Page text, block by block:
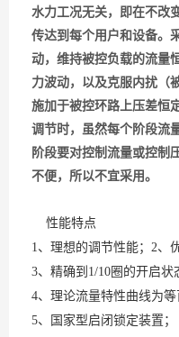
水力工况无关，即在不改
传达到每个用户和设备。
动，维持被控负载的流量
力波动，以及克服内扰（
施加于被控环路上压差恒
调节时，虽然每个阶段流
阶段要对控制流量或控制
不便，所以不宜采用。
性能特点
1、理想的调节性能；2、
3、精确到1/10圈的开启状
4、理论流量特性曲线为等
5、国家型启闭锁定装置；